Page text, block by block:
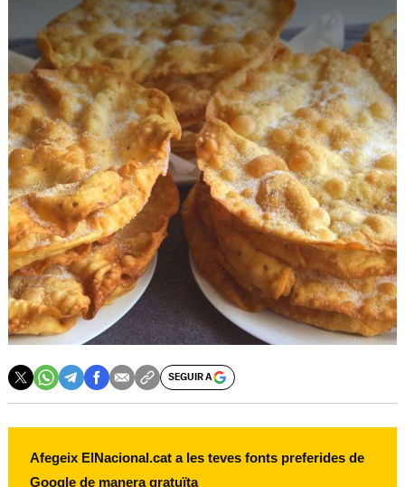
SEGUIR A
Afegeix ElNacional.cat a les teves fonts preferides de
Google de manera gratuïta